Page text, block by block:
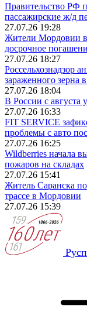
Правительство РФ
пассажирские ж/д
27.07.26 19:28
Жители Мордовии
досрочное
27.07.26 18:27
Россельхознадзор
зараженного зерна
27.07.26 18:04
В России с августа
27.07.26 16:33
FIT SERVICE
проблемы с авто
27.07.26 16:25
Wildberries начала
пожаров на складах
27.07.26 15:41
Житель Саранска
трассе в Мордовии
27.07.26 15:39